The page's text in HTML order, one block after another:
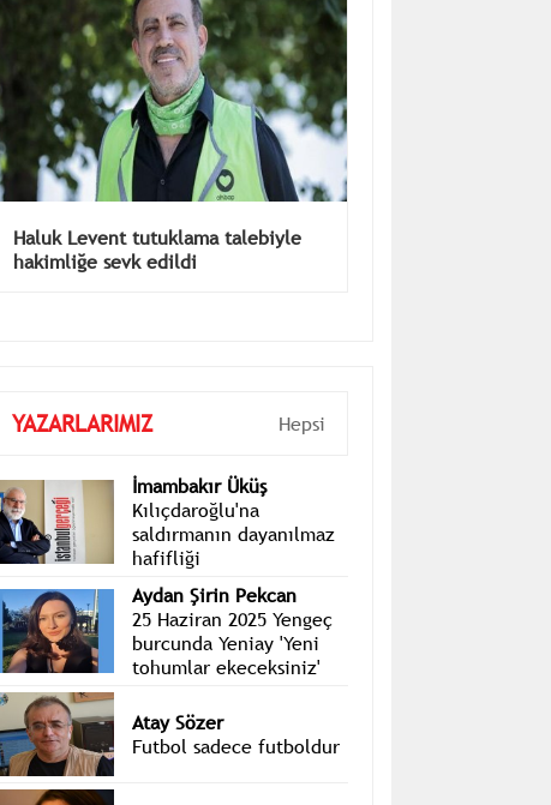
Haluk Levent tutuklama talebiyle
İmambakır Üküş
Kılıçdaroğlu'na
saldırmanın dayanılmaz
hafifliği
Aydan Şirin Pekcan
25 Haziran 2025 Yengeç
burcunda Yeniay 'Yeni
Atay Sözer